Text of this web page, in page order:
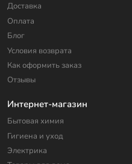
Доставка
Оплата
Блог
Условия возврата
Как оформить заказ
Отзывы
Интернет-магазин
Бытовая химия
Гигиена и уход
Электрика